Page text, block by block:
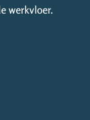
werkvloer.